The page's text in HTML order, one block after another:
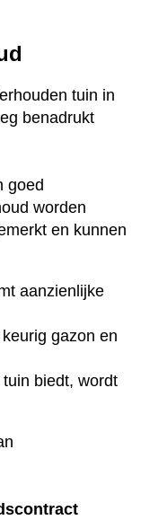
tuin in
benadrukt
goed
worden
en kunnen
aanzienlijke
gazon en
biedt, wordt